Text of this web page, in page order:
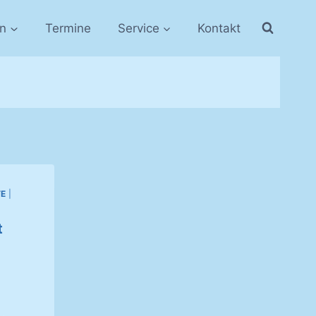
Termine Service Kontakt